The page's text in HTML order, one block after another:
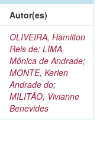
Autor(es)
OLIVEIRA, Hamilton
Reis de; LIMA,
Mônica de Andrade;
MONTE, Kerlen
Andrade do;
MILITÃO, Vivianne
Benevides